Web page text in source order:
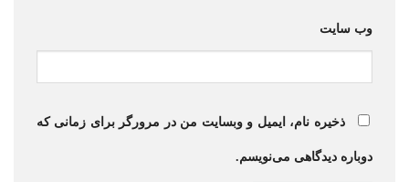
وب‌ سایت
ذخیره نام، ایمیل و وبسایت من در مرورگر برای زمانی که
دوباره دیدگاهی می‌نویسم.